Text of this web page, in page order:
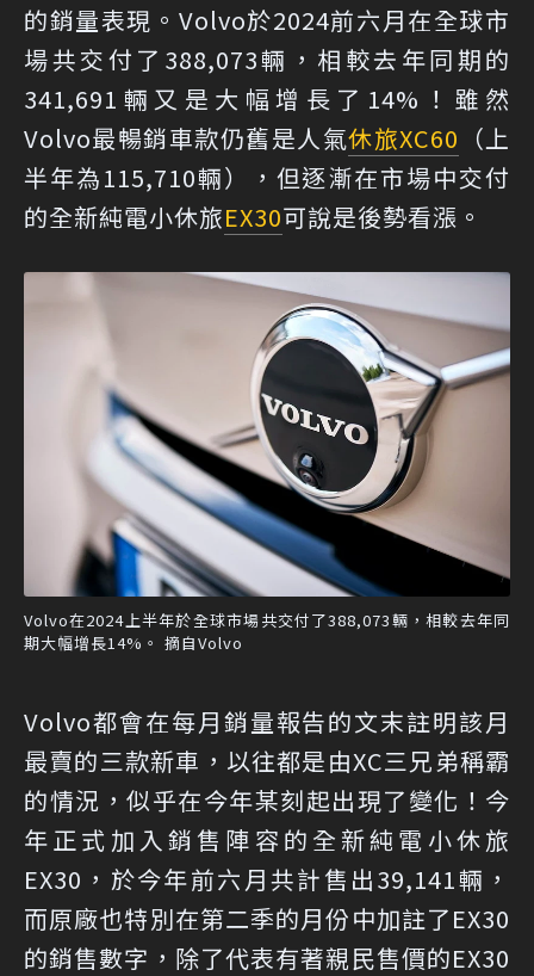
的銷量表現。Volvo於2024前六月在全球市
場共交付了388,073輛，相較去年同期的
341,691輛又是大幅增長了14%！雖然
Volvo最暢銷車款仍舊是人氣休旅XC60 （上
半年為115,710輛），但逐漸在市場中交付
的全新純電小休旅EX30可說是後勢看漲。
Volvo在2024上半年於全球市場共交付了388,073輛，相較去年同
期大幅增長14%。 摘自Volvo
Volvo都會在每月銷量報告的文末註明該月
最賣的三款新車，以往都是由XC三兄弟稱霸
的情況，似乎在今年某刻起出現了變化！今
年正式加入銷售陣容的全新純電小休旅
EX30，於今年前六月共計售出39,141輛，
而原廠也特別在第二季的月份中加註了EX30
的銷售數字，除了代表有著親民售價的EX30